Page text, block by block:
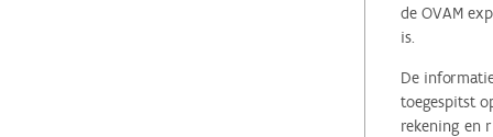
de OVAM
is.
De
toegespitst
rekening en